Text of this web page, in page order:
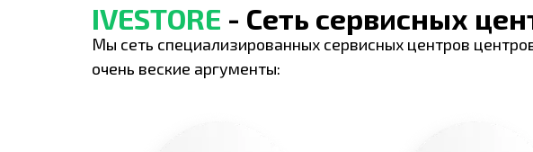
IVESTORE - Сеть сервисных
Мы сеть специализированных сервисных центров
очень веские аргументы: